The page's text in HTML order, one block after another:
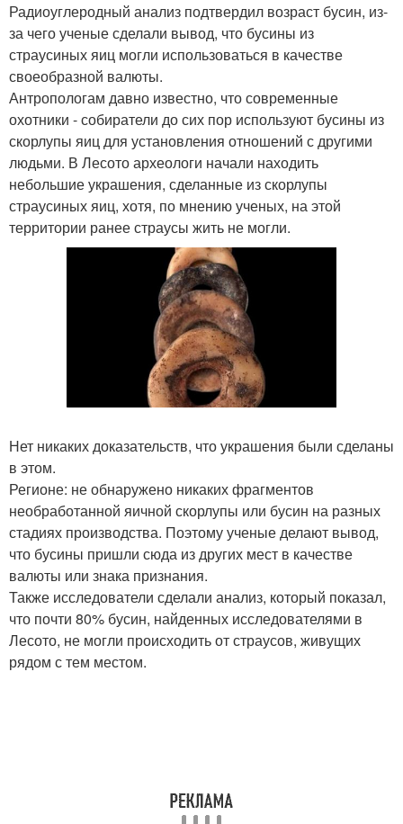
Радиоуглеродный анализ подтвердил возраст бусин, из-
за чего ученые сделали вывод, что бусины из
страусиных яиц могли использоваться в качестве
своеобразной валюты.
Антропологам давно известно, что современные
охотники - собиратели до сих пор используют бусины из
скорлупы яиц для установления отношений с другими
людьми. В Лесото археологи начали находить
небольшие украшения, сделанные из скорлупы
страусиных яиц, хотя, по мнению ученых, на этой
территории ранее страусы жить не могли.
Нет никаких доказательств, что украшения были сделаны
в этом.
Регионе: не обнаружено никаких фрагментов
необработанной яичной скорлупы или бусин на разных
стадиях производства. Поэтому ученые делают вывод,
что бусины пришли сюда из других мест в качестве
валюты или знака признания.
Также исследователи сделали анализ, который показал,
что почти 80% бусин, найденных исследователями в
Лесото, не могли происходить от страусов, живущих
рядом с тем местом.